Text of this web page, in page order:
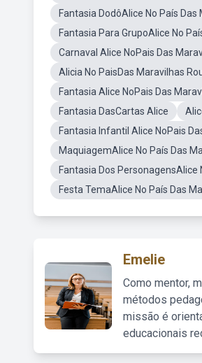
Fantasia DodôAlice No País Das
Fantasia Para GrupoAlice No
Carnaval Alice NoPais Das
Alicia No PaisDas Maravilhas
Fantasia Alice NoPais Das
Fantasia DasCartas Alice
Fantasia Infantil Alice NoPais
MaquiagemAlice No País Das
Fantasia Dos PersonagensAlice
Festa TemaAlice No País Das
Emelie
Como mentor,
métodos
missão é
educacionais